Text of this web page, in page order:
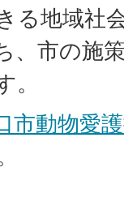
る地域社
、市の施
。
市動物愛